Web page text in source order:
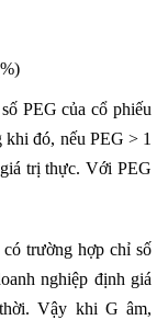
PEG của cổ phiếu
khi đó, nếu PEG > 1
trị thực. Với PEG
trường hợp chỉ số
nghiệp định giá
Vậy khi G âm,